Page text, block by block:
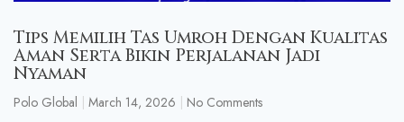
Tips Memilih Tas Umroh Dengan Kualitas
Aman Serta Bikin Perjalanan Jadi
Nyaman
Polo Global March 14, 2026
No Comments